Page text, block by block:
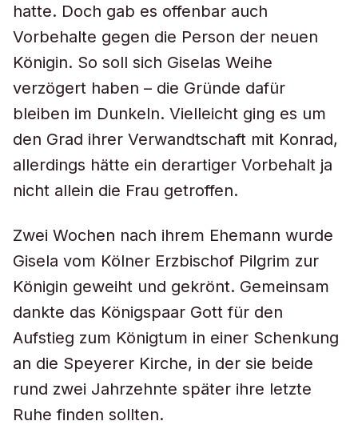
hatte. Doch gab es offenbar auch
Vorbehalte gegen die Person der neuen
Königin. So soll sich Giselas Weihe
verzögert haben – die Gründe dafür
bleiben im Dunkeln. Vielleicht ging es um
den Grad ihrer Verwandtschaft mit Konrad,
allerdings hätte ein derartiger Vorbehalt ja
nicht allein die Frau getroffen.
Zwei Wochen nach ihrem Ehemann wurde
Gisela vom Kölner Erzbischof Pilgrim zur
Königin geweiht und gekrönt. Gemeinsam
dankte das Königspaar Gott für den
Aufstieg zum Königtum in einer Schenkung
an die Speyerer Kirche, in der sie beide
rund zwei Jahrzehnte später ihre letzte
Ruhe finden sollten.